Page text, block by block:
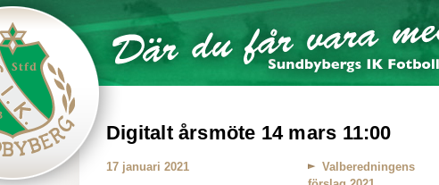
Digitalt årsmöte 14 mars 11:00
Valberedningens
17 januari 2021